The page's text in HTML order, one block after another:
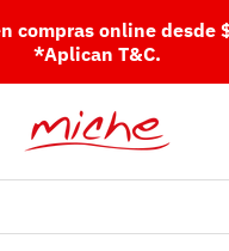
compras online desde
*Aplican T&C.